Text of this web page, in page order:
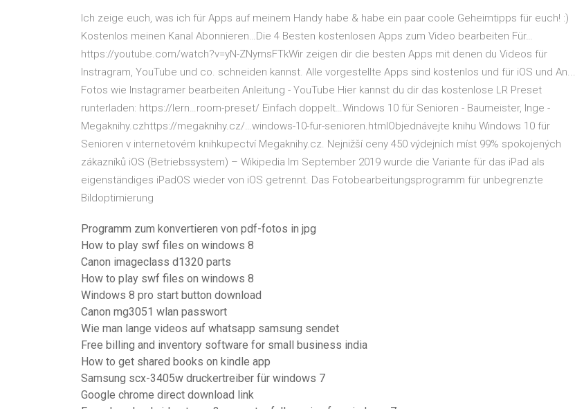
Ich zeige euch, was ich für Apps auf meinem Handy habe & habe ein paar coole Geheimtipps für euch! :)
Kostenlos meinen Kanal Abonnieren…Die 4 Besten kostenlosen Apps zum Video bearbeiten Für…
https://youtube.com/watch?v=yN-ZNymsFTkWir zeigen dir die besten Apps mit denen du Videos für
Instragram, YouTube und co. schneiden kannst. Alle vorgestellte Apps sind kostenlos und für iOS und An...
Fotos wie Instagramer bearbeiten Anleitung - YouTube Hier kannst du dir das kostenlose LR Preset
runterladen: https://lern…room-preset/ Einfach doppelt…Windows 10 für Senioren - Baumeister, Inge -
Megaknihy.czhttps://megaknihy.cz/…windows-10-fur-senioren.htmlObjednávejte knihu Windows 10 für
Senioren v internetovém knihkupectví Megaknihy.cz. Nejnižší ceny 450 výdejních míst 99% spokojených
zákazníků iOS (Betriebssystem) – Wikipedia Im September 2019 wurde die Variante für das iPad als
eigenständiges iPadOS wieder von iOS getrennt. Das Fotobearbeitungsprogramm für unbegrenzte
Bildoptimierung
Programm zum konvertieren von pdf-fotos in jpg
How to play swf files on windows 8
Canon imageclass d1320 parts
How to play swf files on windows 8
Windows 8 pro start button download
Canon mg3051 wlan passwort
Wie man lange videos auf whatsapp samsung sendet
Free billing and inventory software for small business india
How to get shared books on kindle app
Samsung scx-3405w druckertreiber für windows 7
Google chrome direct download link